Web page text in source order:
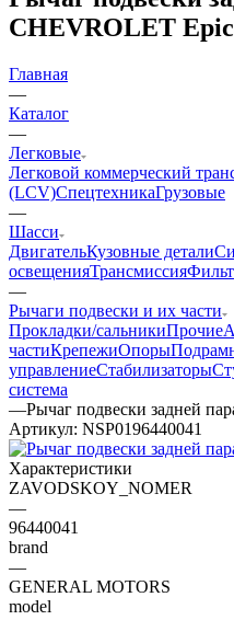
CHEVROLET
Главная
—
Каталог
—
Легковые
Легковой коммерческий
(LCV)СпецтехникаГрузовые
—
Шасси
ДвигательКузовные детали
освещенияТрансмиссия
—
Рычаги подвески и их части
Прокладки/сальникиПрочие
частиКрепежиОпоры
управлениеСтабилизаторы
система
—Рычаг подвески задней
Артикул: NSP0196440041
Характеристики
ZAVODSKOY_NOMER
—
96440041
brand
—
GENERAL MOTORS
model